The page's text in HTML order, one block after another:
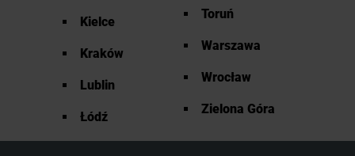
Kielce
Kraków
Lublin
Łódź
Toruń
Warszawa
Wrocław
Zielona Góra